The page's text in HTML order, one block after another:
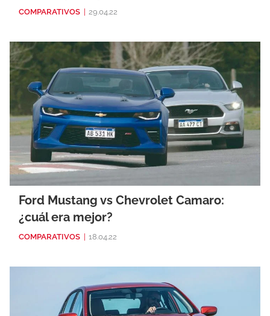
COMPARATIVOS 29.04.22
Ford Mustang vs Chevrolet Camaro:
¿cuál era mejor?
COMPARATIVOS 18.04.22